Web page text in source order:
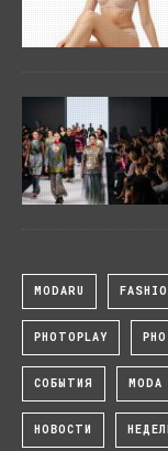
MODARU
PHOTOPLAY
СОБЫТИЯ MODA
НОВОСТИ